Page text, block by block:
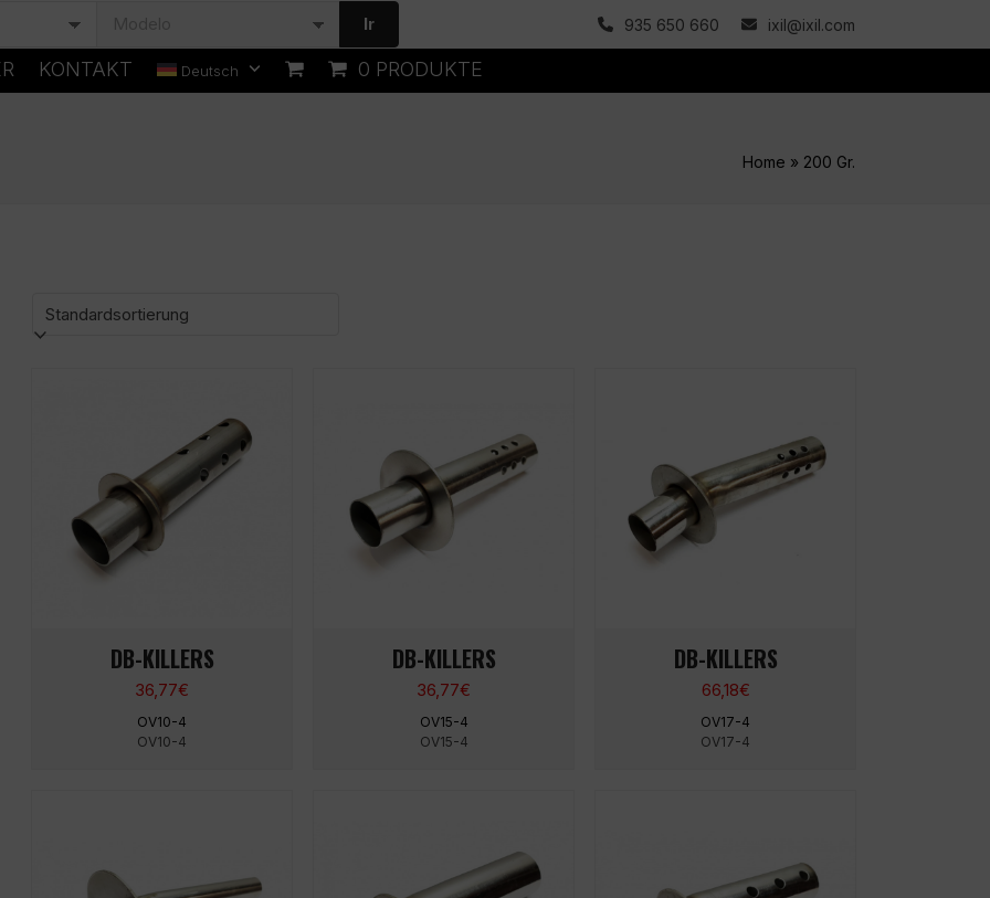
Ir 935 650 660 ixil@ixil.com
KONTAKT Deutsch 0 PRODUKTE
Home » 200 Gr.
DB-KILLERS
36,77€
OV10-4
OV10-4
DB-KILLERS
36,77€
OV15-4
OV15-4
DB-KILLERS
66,18€
OV17-4
OV17-4